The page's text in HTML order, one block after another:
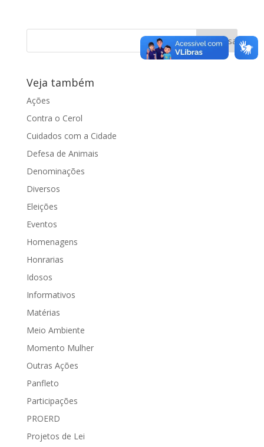
Municipal e o aumento dos muros do...
Veja também
Ações
Contra o Cerol
Cuidados com a Cidade
Defesa de Animais
Denominações
Diversos
Eleições
Eventos
Homenagens
Honrarias
Idosos
Informativos
Matérias
Meio Ambiente
Momento Mulher
Outras Ações
Panfleto
Participações
PROERD
Projetos de Lei